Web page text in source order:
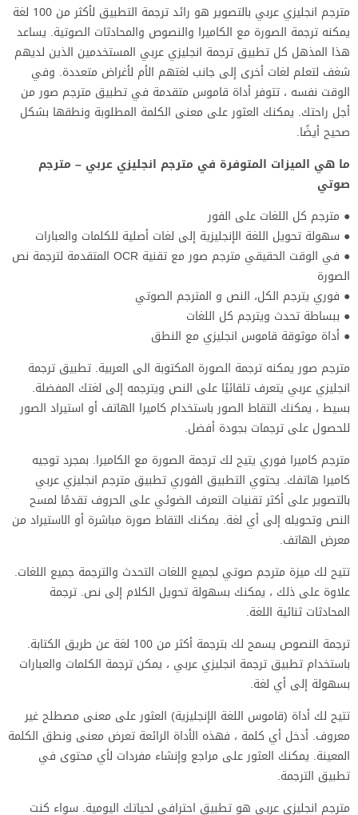
مترجم انجليزي عربي بالتصوير هو رائد ترجمة التطبيق لأكثر من 100 لغة
يمكنه ترجمة الصورة مع الكاميرا والنصوص والمحادثات الصوتية. يساعد
هذا المذهل كل تطبيق ترجمة انجليزي عربي المستخدمين الذين لديهم
شغف لتعلم لغات أخرى إلى جانب لغتهم الأم لأغراض متعددة. وفي
الوقت نفسه ، تتوفر أداة قاموس متقدمة في تطبيق مترجم صور من
أجل راحتك. يمكنك العثور على معنى الكلمة المطلوبة ونطقها بشكل
صحيح أيضًا.
ما هي الميزات المتوفرة في مترجم انجليزي عربي – مترجم
صوتي
● مترجم كل اللغات على الفور
● سهولة تحويل اللغة الإنجليزية إلى لغات أصلية للكلمات والعبارات
● في الوقت الحقيقي مترجم صور مع تقنية OCR المتقدمة لترجمة نص
الصورة
● فوري يترجم الكل، النص و المترجم الصوتي
● ببساطة تحدث ويترجم كل اللغات
● أداة موثوقة قاموس انجليزي مع النطق
مترجم صور يمكنه ترجمة الصورة المكتوبة الى العربية. تطبيق ترجمة
انجليزي عربي يتعرف تلقائيًا على النص ويترجمه إلى لغتك المفضلة.
بسيط ، يمكنك التقاط الصور باستخدام كاميرا الهاتف أو استيراد الصور
للحصول على ترجمات بجودة أفضل.
مترجم كاميرا فوري يتيح لك ترجمة الصورة مع الكاميرا. بمجرد توجيه
كاميرا هاتفك. يحتوي التطبيق الفوري تطبيق مترجم انجليزي عربي
بالتصوير على أكثر تقنيات التعرف الضوئي على الحروف تقدمًا لمسح
النص وتحويله إلى أي لغة. يمكنك التقاط صورة مباشرة أو الاستيراد من
معرض الهاتف.
تتيح لك ميزة مترجم صوتي لجميع اللغات التحدث والترجمة جميع اللغات.
علاوة على ذلك ، يمكنك بسهولة تحويل الكلام إلى نص. ترجمة
المحادثات ثنائية اللغة.
ترجمة النصوص يسمح لك بترجمة أكثر من 100 لغة عن طريق الكتابة.
باستخدام تطبيق ترجمة انجليزي عربي ، يمكن ترجمة الكلمات والعبارات
بسهولة إلى أي لغة.
تتيح لك أداة (قاموس اللغة الإنجليزية) العثور على معنى مصطلح غير
معروف. أدخل أي كلمة ، فهذه الأداة الرائعة تعرض معنى ونطق الكلمة
المعينة. يمكنك العثور على مراجع وإنشاء مفردات لأي محتوى في
تطبيق الترجمة.
مترجم انجليزي عربي هو تطبيق احترافي لحياتك اليومية. سواء كنت